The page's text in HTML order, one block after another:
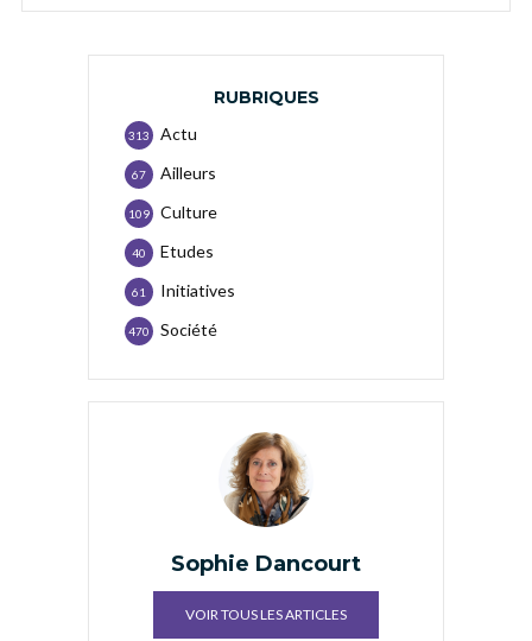
RUBRIQUES
Actu
313
Ailleurs
67
Culture
109
Etudes
40
Initiatives
61
Société
470
Sophie Dancourt
VOIR TOUS LES ARTICLES